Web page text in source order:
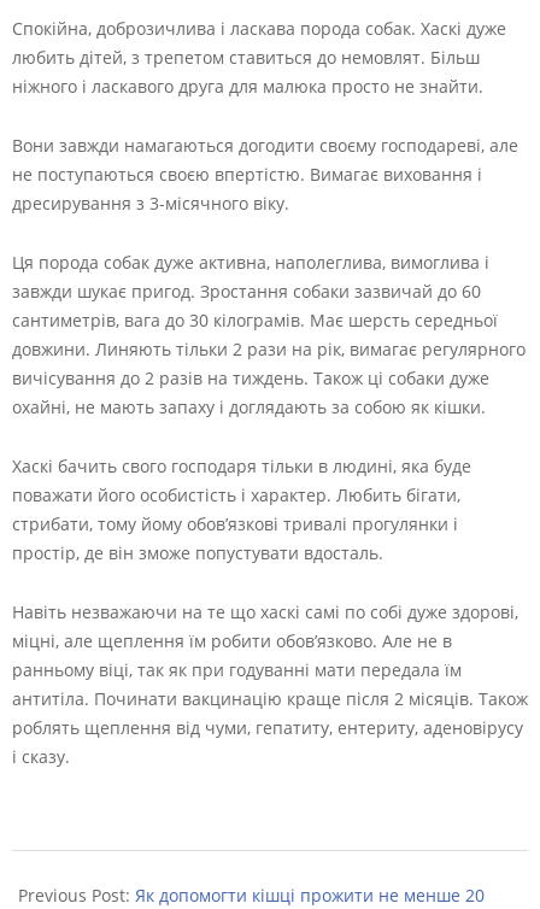
Спокійна, доброзичлива і ласкава порода собак. Хаскі дуже
любить дітей, з трепетом ставиться до немовлят. Більш
ніжного і ласкавого друга для малюка просто не знайти.
Вони завжди намагаються догодити своєму господареві, але
не поступаються своєю впертістю. Вимагає виховання і
дресирування з 3-місячного віку.
Ця порода собак дуже активна, наполеглива, вимоглива і
завжди шукає пригод. Зростання собаки зазвичай до 60
сантиметрів, вага до 30 кілограмів. Має шерсть середньої
довжини. Линяють тільки 2 рази на рік, вимагає регулярного
вичісування до 2 разів на тиждень. Також ці собаки дуже
охайні, не мають запаху і доглядають за собою як кішки.
Хаскі бачить свого господаря тільки в людині, яка буде
поважати його особистість і характер. Любить бігати,
стрибати, тому йому обов’язкові тривалі прогулянки і
простір, де він зможе попустувати вдосталь.
Навіть незважаючи на те що хаскі самі по собі дуже здорові,
міцні, але щеплення їм робити обов’язково. Але не в
ранньому віці, так як при годуванні мати передала їм
антитіла. Починати вакцинацію краще після 2 місяців. Також
роблять щеплення від чуми, гепатиту, ентериту, аденовірусу
і сказу.
09-
Previous Post: Як допомогти кішці прожити не менше 20